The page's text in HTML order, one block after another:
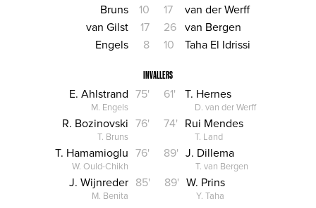
Bruns
10 van der Werff
17
van Gilst
17 van Bergen
26
Engels
8 Taha El Idrissi
10
INVALLERS
E. Ahlstrand
M. Engels
75' T. Hernes
D. van der Werff
61'
R. Bozinovski
T. Bruns
76' Rui Mendes
T. Land
74'
T. Hamamioglu
W. Ould-Chikh
76' J. Dillema
T. van Bergen
89'
J. Wijnreder
M. Benita
85' W. Prins
Y. Taha
89'